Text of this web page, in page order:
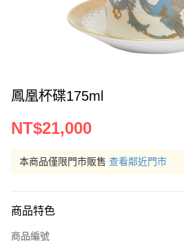
鳳凰杯碟175ml
NT$21,000
本商品僅限門市販售 查看鄰近門市
商品特色
商品編號